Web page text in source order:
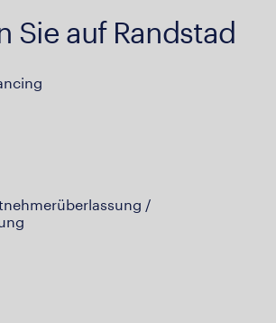
Sie auf Randstad
/